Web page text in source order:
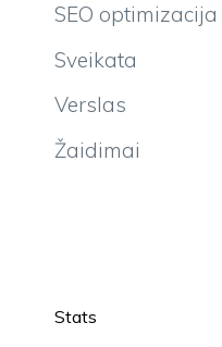
SEO optimizacija
Sveikata
Verslas
Žaidimai
Stats